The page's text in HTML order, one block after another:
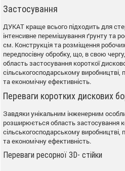
Застосування
ДУКАТ краще всього підходить для
інтенсивне перемішування ґрунту та
см. Конструкція та розміщення
передпосівну обробку, що, в свою
область застосування короткої
сільськогосподарському виробництві,
та економічну ефективність.
Переваги коротких дискових
Завдяки унікальним інженерним
розширюється область застосування
сільськогосподарському виробництві,
та економічну ефективність.
Переваги ресорної 3D- стійки